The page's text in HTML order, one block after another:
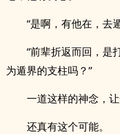
“是啊，有他在，去
“前辈折返而回，是
为遁界的支柱吗？”
一道这样的神念，
还真有这个可能。